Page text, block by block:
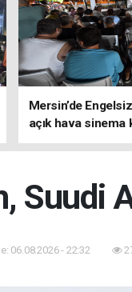
Mersin’de
açık hava sinema
Suudi
06.08.2026 - 22:32